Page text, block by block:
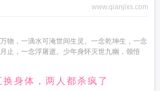
www.qianjixs.com
物，一滴水可淹世间生灵。一念乾坤生，一念
止，一念浮屠逝。少年身怀灭世九幽，领悟
换身体，两人都杀疯了